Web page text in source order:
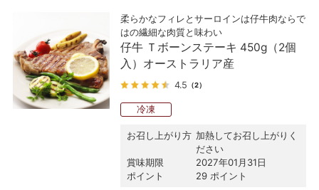
柔らかなフィレとサーロインは仔牛肉ならで
はの繊細な肉質と味わい
仔牛 Ｔボーンステーキ 450g（2個
入）オーストラリア産
4.5 （2）
冷凍
お召し上がり方 加熱してお召し上がりく
ださい
賞味期限
2027年01月31日
ポイント
29 ポイント